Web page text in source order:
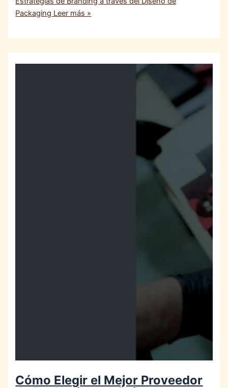
Packaging Leer más »
Cómo Elegir el Mejor Proveedor